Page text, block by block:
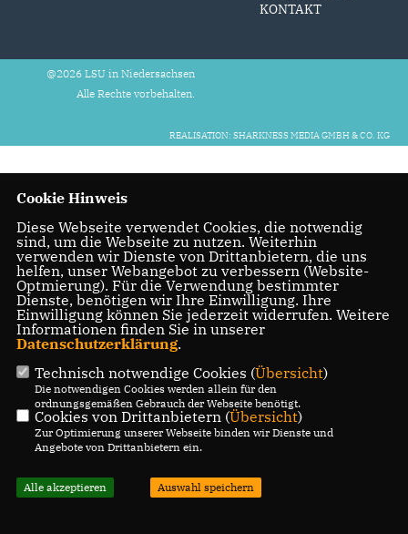
KONTAKT
@2026 LSU in Niedersachsen
Alle Rechte vorbehalten.
REALISATION: SHARKNESS MEDIA GMBH & CO. KG
Cookie Hinweis
Diese Webseite verwendet Cookies, die notwendig
sind, um die Webseite zu nutzen. Weiterhin
verwenden wir Dienste von Drittanbietern, die uns
helfen, unser Webangebot zu verbessern (Website-
Optmierung). Für die Verwendung bestimmter
Dienste, benötigen wir Ihre Einwilligung. Ihre
Einwilligung können Sie jederzeit widerrufen. Weitere
Informationen finden Sie in unserer
Datenschutzerklärung.
Technisch notwendige Cookies (Übersicht)
Die notwendigen Cookies werden allein für den
ordnungsgemäßen Gebrauch der Webseite benötigt.
Cookies von Drittanbietern (Übersicht)
Zur Optimierung unserer Webseite binden wir Dienste und
Angebote von Drittanbietern ein.
Alle akzeptieren Auswahl speichern